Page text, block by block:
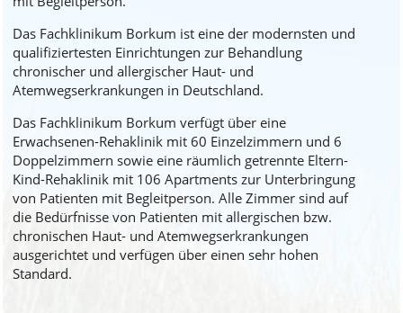
Das Fachklinikum Borkum ist eine der modernsten und
qualifiziertesten Einrichtungen zur Behandlung
chronischer und allergischer Haut- und
Atemwegserkrankungen in Deutschland.
Das Fachklinikum Borkum verfügt über eine
Erwachsenen-Rehaklinik mit 60 Einzelzimmern und 6
Doppelzimmern sowie eine räumlich getrennte Eltern-
Kind-Rehaklinik mit 106 Apartments zur Unterbringung
von Patienten mit Begleitperson. Alle Zimmer sind auf
die Bedürfnisse von Patienten mit allergischen bzw.
chronischen Haut- und Atemwegserkrankungen
ausgerichtet und verfügen über einen sehr hohen
Standard.